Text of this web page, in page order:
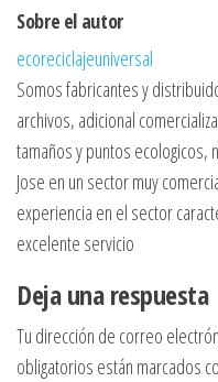
Sobre el autor
ecoreciclajeuniversal
Somos fabricantes y
archivos, adicional
tamaños y puntos ecologicos,
Jose en un sector muy
experiencia en el sector
excelente servicio
Deja una respuesta
Tu dirección de correo
obligatorios están marcados